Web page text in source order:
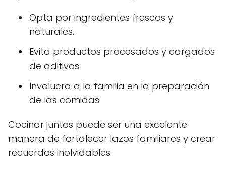
Opta por ingredientes frescos y
naturales.
Evita productos procesados y cargados
de aditivos.
Involucra a la familia en la preparación
de las comidas.
Cocinar juntos puede ser una excelente
manera de fortalecer lazos familiares y crear
recuerdos inolvidables.